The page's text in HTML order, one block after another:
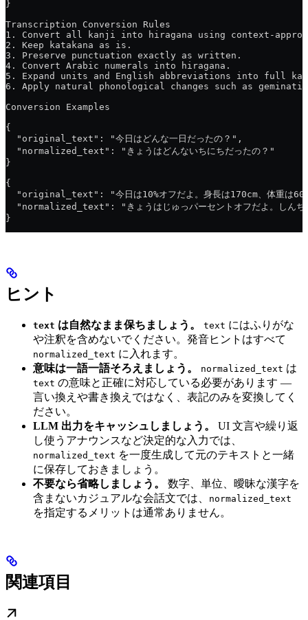
}
Transcription Conversion Rules
1. Convert all kanji into hiragana using context-
2. Keep katakana as is.
3. Preserve punctuation exactly as written.
4. Convert Arabic numerals into hiragana.
5. Expand units and English abbreviations into full
6. Apply natural phonological changes such as
Conversion Examples
{
  "original_text": "今日はどんな一日だったの？",
  "normalized_text": "きょうはどんないちにちだったの？"
}
{
"original_text": "今日は10%オフだよ。身長は170cm、体重は
"normalized_text": "きょうはじゅっパーセントオフだよ。しんち
}
ヒント
text は自然なまま保ちましょう。 text にはふりがな
や注釈を含めないでください。発音ヒントはすべて
normalized_text に入れます。
意味は一語一語そろえましょう。
normalized_text は
text の意味と正確に対応している必要があります —
言い換えや書き換えではなく、表記のみを変換してく
ださい。
LLM 出力をキャッシュしましょう。
UI 文言や繰り返
し使うアナウンスなど決定的な入力では、
normalized_text を一度生成して元のテキストと一緒
に保存しておきましょう。
不要なら省略しましょう。
数字、単位、曖昧な漢字を
含まないカジュアルな会話文では、
normalized_text
を指定するメリットは通常ありません。
関連項目